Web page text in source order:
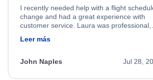
I recently needed help with a flight
change and had a great experience with
customer service. Laura was professional,
friendly, and very helpful throughout the
process. She quickly found a solution and
appreciate her excellent service.
Leer más
Jul 28,
John Naples